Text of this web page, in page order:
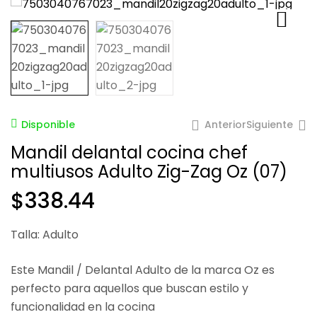
Disponible AnteriorSiguiente
Mandil delantal cocina chef
multiusos Adulto Zig-Zag Oz (07)
$338.44
Talla: Adulto
Este Mandil / Delantal Adulto de la marca Oz es
perfecto para aquellos que buscan estilo y
funcionalidad en la cocina